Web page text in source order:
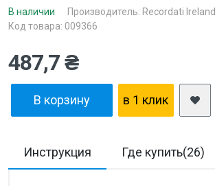
В наличии Производитель: Recordati Ireland
Код товара: 009366
487,7 ₴
В корзину в 1 клик
Инструкция Где купить(26)